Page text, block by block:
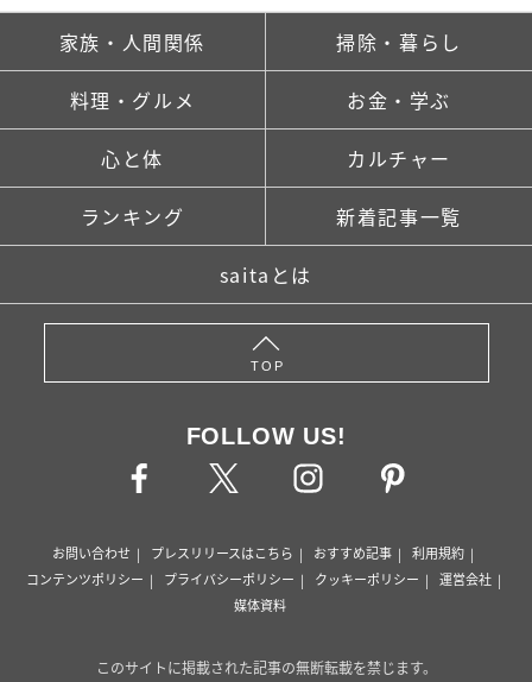
家族・人間関係 掃除・暮らし
料理・グルメ お金・学ぶ
心と体 カルチャー
ランキング 新着記事一覧
saitaとは
TOP
FOLLOW US!
お問い合わせ プレスリリースはこちら おすすめ記事
利用規約
コンテンツポリシー
プライバシーポリシー クッキーポリシー
運営会社
媒体資料
このサイトに掲載された記事の無断転載を禁じます。